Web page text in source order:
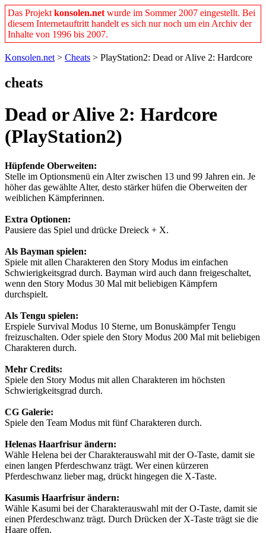
Das Projekt konsolen.net wurde im Sommer 2007 eingestellt. Bei
diesem Internetauftritt handelt es sich nur noch um ein Archiv der
Inhalte von 1996 bis 2007.
Konsolen.net > Cheats > PlayStation2: Dead or Alive 2: Hardcore
cheats
Dead or Alive 2: Hardcore
(PlayStation2)
Hüpfende Oberweiten:
Stelle im Optionsmenü ein Alter zwischen 13 und 99 Jahren ein. Je
höher das gewählte Alter, desto stärker hüfen die Oberweiten der
weiblichen Kämpferinnen.
Extra Optionen:
Pausiere das Spiel und drücke Dreieck + X.
Als Bayman spielen:
Spiele mit allen Charakteren den Story Modus im einfachen
Schwierigkeitsgrad durch. Bayman wird auch dann freigeschaltet,
wenn den Story Modus 30 Mal mit beliebigen Kämpfern
durchspielt.
Als Tengu spielen:
Erspiele Survival Modus 10 Sterne, um Bonuskämpfer Tengu
freizuschalten. Oder spiele den Story Modus 200 Mal mit beliebigen
Charakteren durch.
Mehr Credits:
Spiele den Story Modus mit allen Charakteren im höchsten
Schwierigkeitsgrad durch.
CG Galerie:
Spiele den Team Modus mit fünf Charakteren durch.
Helenas Haarfrisur ändern:
Wähle Helena bei der Charakterauswahl mit der O-Taste, damit sie
einen langen Pferdeschwanz trägt. Wer einen kürzeren
Pferdeschwanz lieber mag, drückt hingegen die X-Taste.
Kasumis Haarfrisur ändern:
Wähle Kasumi bei der Charakterauswahl mit der O-Taste, damit sie
einen Pferdeschwanz trägt. Durch Drücken der X-Taste trägt sie die
Haare offen.